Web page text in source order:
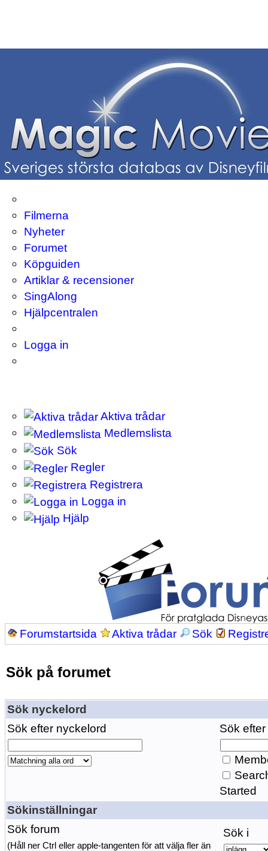
Filmerna
Nyheter
Forumet
Köpguiden
Artiklar & recensioner
SingAlong
Hjälpcentralen
Logga in
Aktiva trådar
Medlemslista
Sök
Regler
Registrera
Logga in
Hjälp
Forumstartsida Aktiva trådar Sök
Sök på forumet
Sök nyckelord
Sök efter nyckelord
Sök
Started
Sökinställningar
Sök forum
(Håll ner Ctrl eller apple-tangenten för att välja fler än
Sök i